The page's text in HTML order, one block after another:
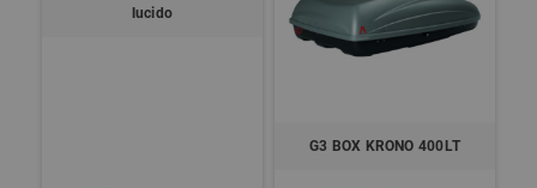
lucido
G3 BOX KRONO 400LT